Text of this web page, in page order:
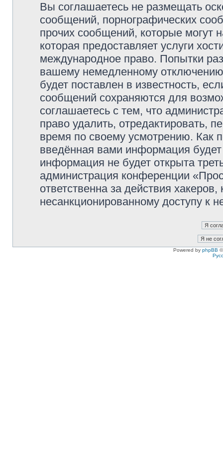
Вы соглашаетесь не размещать
сообщений, порнографических
прочих сообщений, которые могут
которая предоставляет услуги
международное право. Попытки
вашему немедленному
будет поставлен в известность,
сообщений сохраняются для
соглашаетесь с тем, что
право удалить, отредактировать,
время по своему усмотрению. Как
введённая вами информация
информация не будет открыта
администрация конференции
ответственна за действия
несанкционированному доступу к
Powered by phpBB